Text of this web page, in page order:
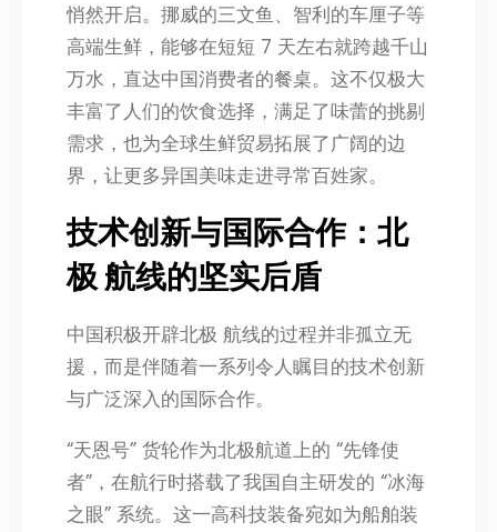
悄然开启。挪威的三文鱼、智利的车厘子等
高端生鲜，能够在短短 7 天左右就跨越千山
万水，直达中国消费者的餐桌。这不仅极大
丰富了人们的饮食选择，满足了味蕾的挑剔
需求，也为全球生鲜贸易拓展了广阔的边
界，让更多异国美味走进寻常百姓家。
技术创新与国际合作：北
极 航线的坚实后盾
中国积极开辟北极 航线的过程并非孤立无
援，而是伴随着一系列令人瞩目的技术创新
与广泛深入的国际合作。
“天恩号” 货轮作为北极航道上的 “先锋使
者”，在航行时搭载了我国自主研发的 “冰海
之眼” 系统。这一高科技装备宛如为船舶装